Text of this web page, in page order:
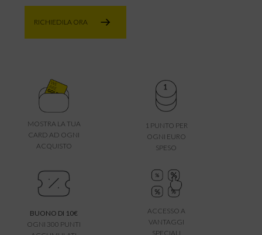
RICHIEDILA ORA
MOSTRA LA TUA
CARD AD OGNI
ACQUISTO
1 PUNTO PER
OGNI EURO
SPESO
BUONO DI 10€
OGNI 300 PUNTI
ACCESSO A
VANTAGGI
SPECIALI